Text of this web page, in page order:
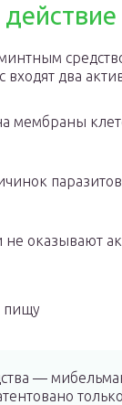
два
мембраны
оказывают
пищу
—